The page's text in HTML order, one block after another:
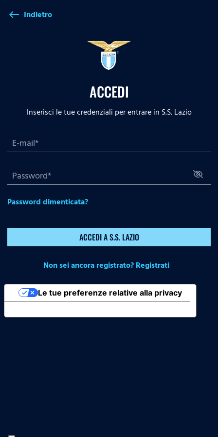
west Indietro
ACCEDI
Inserisci le tue credenziali per entrare in S.S. Lazio
Password dimenticata?
ACCEDI A S.S. LAZIO
Non sei ancora registrato? Registrati
Le tue preferenze relative alla privacy